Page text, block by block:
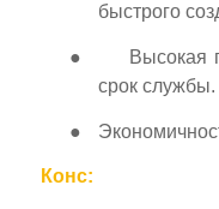
быстрого
●
Высокая
срок службы.
●
Конс: